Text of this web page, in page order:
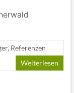
, Referenzen
Weiterlesen